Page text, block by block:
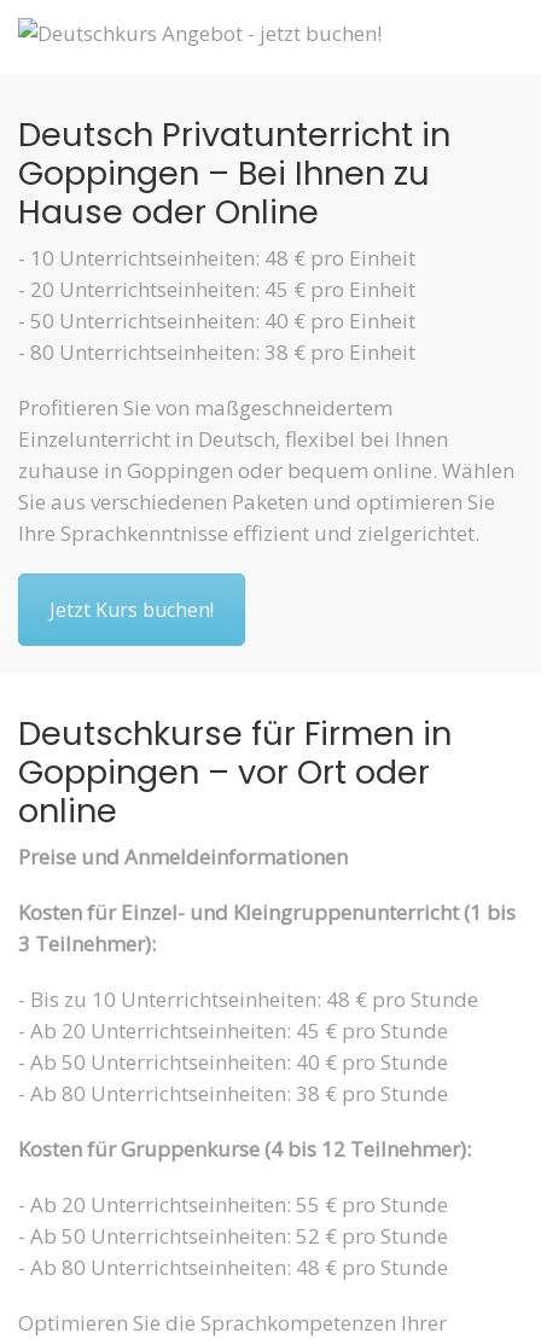
Deutsch Privatunterricht in
Goppingen – Bei Ihnen zu
Hause oder Online
- 10 Unterrichtseinheiten: 48 € pro Einheit
- 20 Unterrichtseinheiten: 45 € pro Einheit
- 50 Unterrichtseinheiten: 40 € pro Einheit
- 80 Unterrichtseinheiten: 38 € pro Einheit
Profitieren Sie von maßgeschneidertem
Einzelunterricht in Deutsch, flexibel bei Ihnen
zuhause in Goppingen oder bequem online. Wählen
Sie aus verschiedenen Paketen und optimieren Sie
Ihre Sprachkenntnisse effizient und zielgerichtet.
Jetzt Kurs buchen!
Deutschkurse für Firmen in
Goppingen – vor Ort oder
online
Preise und Anmeldeinformationen
Kosten für Einzel- und Kleingruppenunterricht (1 bis
3 Teilnehmer):
- Bis zu 10 Unterrichtseinheiten: 48 € pro Stunde
- Ab 20 Unterrichtseinheiten: 45 € pro Stunde
- Ab 50 Unterrichtseinheiten: 40 € pro Stunde
- Ab 80 Unterrichtseinheiten: 38 € pro Stunde
Kosten für Gruppenkurse (4 bis 12 Teilnehmer):
- Ab 20 Unterrichtseinheiten: 55 € pro Stunde
- Ab 50 Unterrichtseinheiten: 52 € pro Stunde
- Ab 80 Unterrichtseinheiten: 48 € pro Stunde
Optimieren Sie die Sprachkompetenzen Ihrer